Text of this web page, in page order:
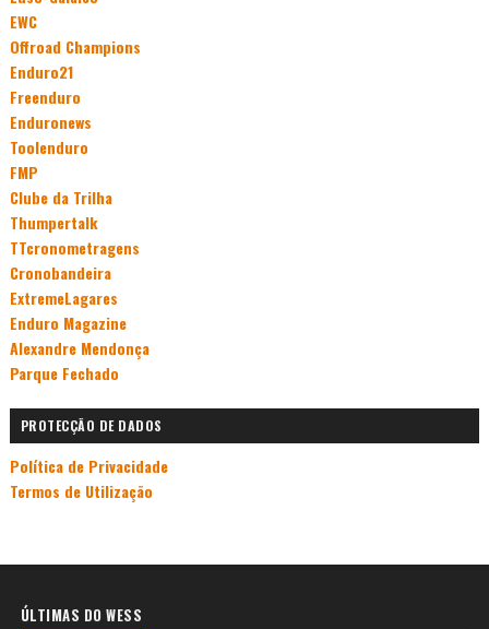
EWC
Offroad Champions
Enduro21
Freenduro
Enduronews
Toolenduro
FMP
Clube da Trilha
Thumpertalk
TTcronometragens
Cronobandeira
ExtremeLagares
Enduro Magazine
Alexandre Mendonça
Parque Fechado
PROTECÇÃO DE DADOS
Política de Privacidade
Termos de Utilização
ÚLTIMAS DO WESS